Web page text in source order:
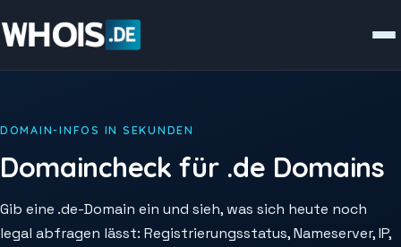
DOMAIN-INFOS IN SEKUNDEN
Domaincheck für .de Domains
Gib eine .de-Domain ein und sieh, was sich heute noch
legal abfragen lässt: Registrierungsstatus, Nameserver, IP,